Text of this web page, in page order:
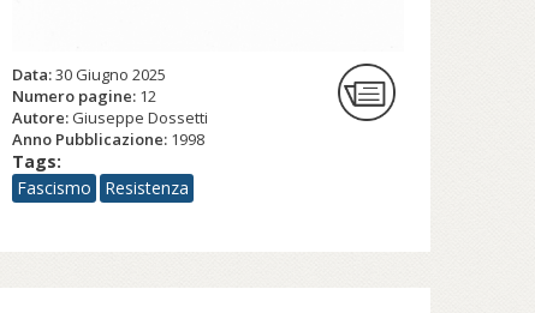
Data:30 Giugno 2025
Numero pagine: 12
Autore: Giuseppe Dossetti
Anno Pubblicazione: 1998
Tags:
Fascismo
Resistenza